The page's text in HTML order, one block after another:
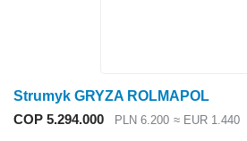
Strumyk GRYZA ROLMAPOL
COP 5.294.000
PLN 6.200 ≈ EUR 1.440